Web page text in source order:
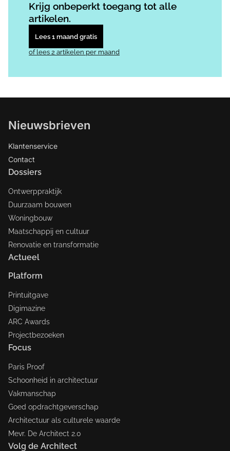
Krijg onbeperkt toegang tot alle
artikelen.
Lees 1 maand gratis
of lees 2 artikelen per maand
Nieuwsbrieven
Klantenservice
Contact
Dossiers
Ontwerppraktijk
Duurzaam bouwen
Woningbouw
Maatschappij en cultuur
Renovatie en transformatie
Actueel
Platform
Printuitgave
Digimazine
ARC Awards
Projectbezoeken
Focus
Paris Proof
Schoonheid in architectuur
Vakmanschap
Goed opdrachtgeverschap
Architectuur als culturele waarde
Mevr. De Architect 2.0
Volg de Architect